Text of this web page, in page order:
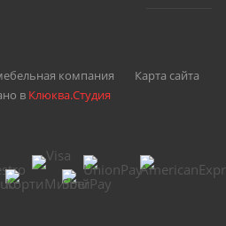
компания
Карта сайта
в Клюква.Студия